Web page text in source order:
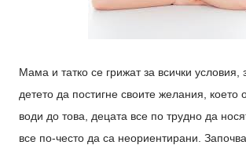
Мама и татко се грижат за всички
детето да постигне своите желания, което
води до това, децата все по трудно да
все по-често да са неориентирани.